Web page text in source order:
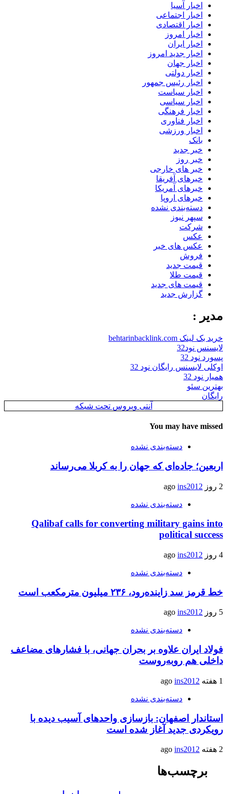
اخبار آسیا
اخبار اجتماعی
اخبار اقتصادی
اخبار امروز
اخبار ایران
اخبار جدید امروز
اخبار جهان
اخبار دولتی
اخبار رئیس جمهور
اخبار سیاست
اخبار سیاسی
اخبار فرهنگی
اخبار فناوری
اخبار ورزشی
بانک
خبر جدید
خبر روز
خبر های خارجی
خبرهای آفریقا
خبرهای آمریکا
خبرهای اروپا
دسته‌بندی نشده
سپهر نیوز
شرکت
عکس
عکس های خبر
فروش
قیمت جدید
قیمت طلا
قیمت های جدید
گزارش جدید
مدیر :
خرید بک لینک behtarinbacklink.com
لایسنس نود32
پسورد نود 32
اوکلی لایسنس رایگان نود 32
همیار نود 32
بهترین سئو
رایگان
آنتی ویروس تحت شبکه
You may have missed
دسته‌بندی نشده
اربعین؛ جاده‌ای که جهان را به کربلا می‌رساند
2 روز ago ins2012
دسته‌بندی نشده
Qalibaf calls for converting military gains into
political success
4 روز ago ins2012
دسته‌بندی نشده
خط قرمز سد زاینده‌رود، ۲۳۶ میلیون مترمکعب است
5 روز ago ins2012
دسته‌بندی نشده
فولاد ایران علاوه بر بحران جهانی، با فشارهای مضاعف
داخلی هم روبه‌روست
1 هفته ago ins2012
دسته‌بندی نشده
استاندار اصفهان: بازسازی واحدهای آسیب دیده با
رویکردی جدید آغاز شده است
2 هفته ago ins2012
برچسب‌ها